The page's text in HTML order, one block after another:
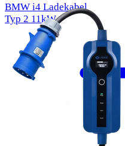
BMW i4 Ladekabel
Typ 2 11kW